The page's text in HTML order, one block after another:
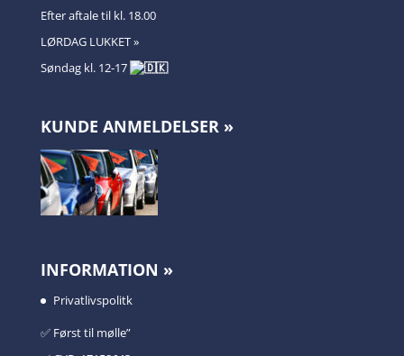
Efter aftale til kl. 18.00
LØRDAG LUKKET »
Søndag kl. 12-17
KUNDE ANMELDELSER »
INFORMATION »
Privatlivspolitk
✅️ Først til mølle”